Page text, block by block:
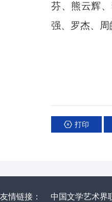
芬、熊云辉
强、罗杰、
打印
友情链接： 中国文学艺术界